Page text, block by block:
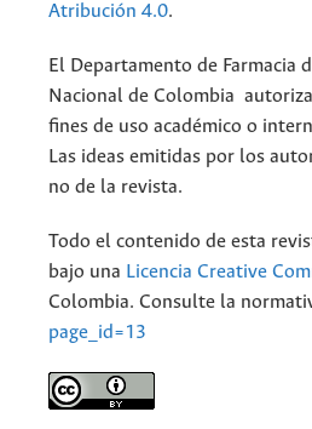
Atribución 4.0.
El Departamento de Farmacia
Nacional de Colombia
fines de uso académico o
Las ideas emitidas por los
no de la revista.
Todo el contenido de esta
bajo una Licencia Creative
Colombia. Consulte la
page_id=13